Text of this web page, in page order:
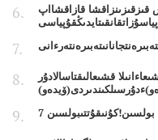
قازاقشااپ
قشىعالىقتاسالادۇر